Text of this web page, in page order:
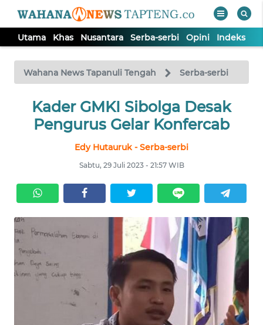
Utama Khas Nusantara Serba-serbi Opini Indeks
Wahana News Tapanuli Tengah Serba-serbi
Kader GMKI Sibolga Desak
Pengurus Gelar Konfercab
Edy Hutauruk - Serba-serbi
Sabtu, 29 Juli 2023 - 21:57 WIB
TV
Tutup
UTAMA
SERBA-
SERBI
OPINI